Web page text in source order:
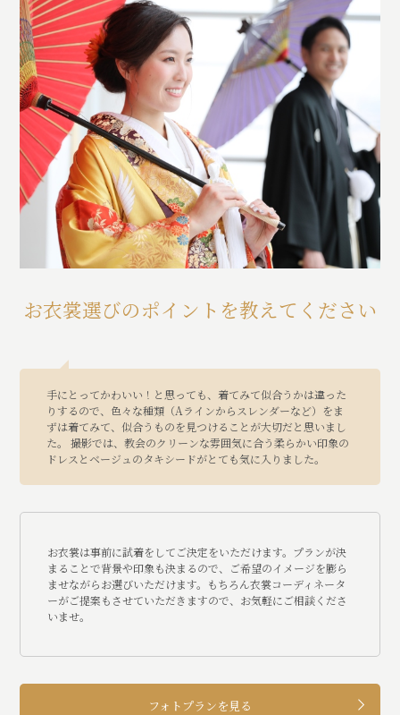
お衣裳選びのポイントを教えてください
手にとってかわいい！と思っても、着てみて似合うかは違った
りするので、色々な種類（Aラインからスレンダーなど）をま
ずは着てみて、似合うものを見つけることが大切だと思いまし
た。 撮影では、教会のクリーンな雰囲気に合う柔らかい印象の
ドレスとベージュのタキシードがとても気に入りました。
お衣裳は事前に試着をしてご決定をいただけます。プランが決
まることで背景や印象も決まるので、ご希望のイメージを膨ら
ませながらお選びいただけます。もちろん衣裳コーディネータ
ーがご提案もさせていただきますので、お気軽にご相談くださ
いませ。
フォトプランを見る